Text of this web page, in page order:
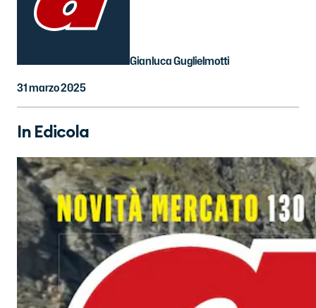
Gianluca Guglielmotti
31 marzo 2025
In Edicola